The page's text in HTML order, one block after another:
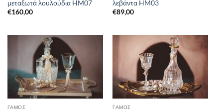
μεταξωτά λουλούδια HM07
€160,00
λεβάντα HM03
€89,00
ΓΑΜΟΣ ΓΑΜΟΣ